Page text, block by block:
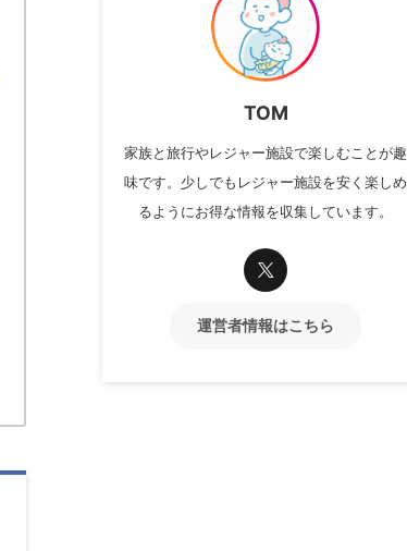
TOM
家族と旅行やレジャー施設で楽しむことが趣
味です。少しでもレジャー施設を安く楽しめ
るようにお得な情報を収集しています。
運営者情報はこちら